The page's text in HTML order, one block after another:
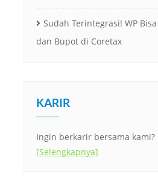
Sudah Terintegrasi! WP
dan Bupot di Coretax
KARIR
Ingin berkarir bersama kami?
[Selengkapnya]